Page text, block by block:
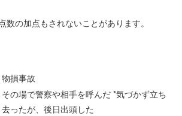
数の加点もされないことがあります。
物損事故
その場で警察や相手を呼んだ *気づかず立ち
去ったが、後日出頭した